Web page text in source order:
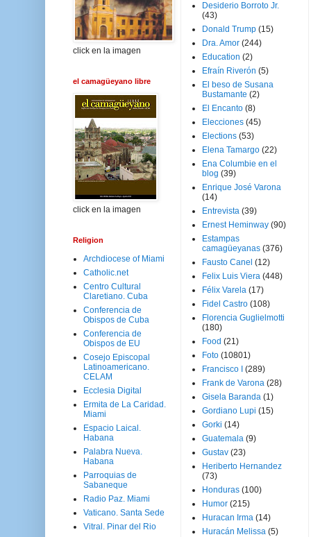
click en la imagen
el camagüeyano libre
click en la imagen
Religion
Archdiocese of Miami
Catholic.net
Centro Cultural
Claretiano. Cuba
Conferencia de
Obispos de Cuba
Conferencia de
Obispos de EU
Cosejo Episcopal
Latinoamericano.
CELAM
Ecclesia Digital
Ermita de La Caridad.
Miami
Espacio Laical.
Habana
Palabra Nueva.
Habana
Parroquias de
Sabaneque
Radio Paz. Miami
Vaticano. Santa Sede
Vitral. Pinar del Rio
Desiderio Borroto Jr.
(43)
Donald Trump (15)
Dra. Amor (244)
Education (2)
Efraín Riverón (5)
El beso de Susana
Bustamante (2)
El Encanto (8)
Elecciones (45)
Elections (53)
Elena Tamargo (22)
Ena Columbie en el
blog (39)
Enrique José Varona
(14)
Entrevista (39)
Ernest Heminway (90)
Estampas
camagüeyanas (376)
Fausto Canel (12)
Felix Luis Viera (448)
Félix Varela (17)
Fidel Castro (108)
Florencia Guglielmotti
(180)
Food (21)
Foto (10801)
Francisco I
(289)
Frank de Varona (28)
Gisela Baranda (1)
Gordiano Lupi (15)
Gorki (14)
Guatemala (9)
Gustav (23)
Heriberto Hernandez
(73)
Honduras (100)
Humor (215)
Huracan Irma (14)
Huracán Melissa (5)